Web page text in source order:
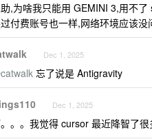
,为啥我只能用 GEMINI 3,用不了
付费账号也一样,网络环境应该没
Dec 1, 2025
catwalk 忘了说是 Antigravity
Dec 1, 2025
。。我觉得 cursor 最近降智了